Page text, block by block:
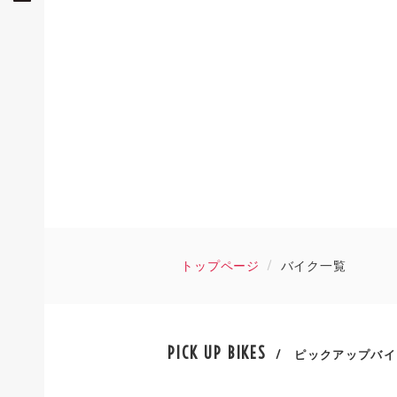
トップページ バイク一覧
PICK UP BIKES / ピックアップバ